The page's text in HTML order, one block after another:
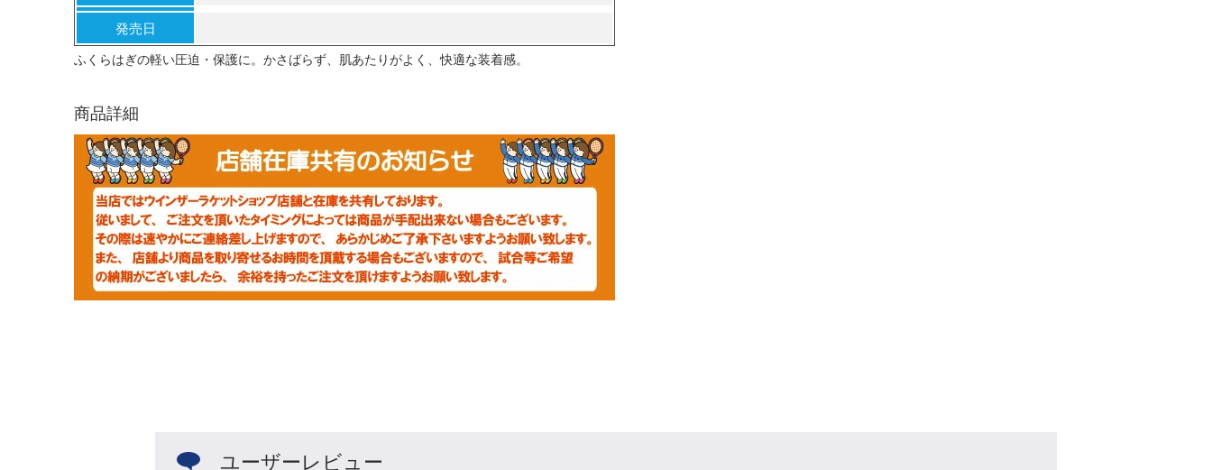
発売日
ふくらはぎの軽い圧迫・保護に。かさばらず、肌あたりがよく、快適な装着感。
商品詳細
ユーザーレビュー